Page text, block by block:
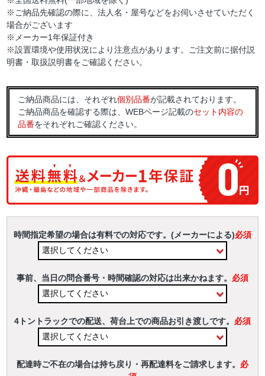
※ご納品先確認の際に、法人名・屋号などをお伺いさせていただく
場合がございます
※メーカー1年保証付き
※設置環境や使用状況により注意点があります。ご注文前に据付説
明書・取扱説明書をご確認ください。
ご納品商品には、それぞれ個別品番が記載されております。
ご納品商品を確認する際は、WEBページ記載のセット内容の
品番をそれぞれご確認ください。
時間指定希望の場合は有料での対応です。(メーカーによる)必須
事前、当日の問合番号・時間確認の対応は出来かねます。 必須
4トントラックでの配送、荷台上での商品お引き渡しです。 必須
配達時ご不在の場合は持ち戻り・再配達料をご請求します。 必